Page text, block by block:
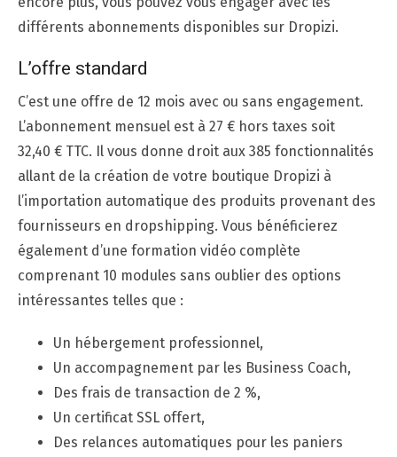
différents abonnements disponibles sur Dropizi.
L’offre standard
C’est une offre de 12 mois avec ou sans engagement.
L’abonnement mensuel est à 27 € hors taxes soit
32,40 € TTC. Il vous donne droit aux 385 fonctionnalités
allant de la création de votre boutique Dropizi à
l’importation automatique des produits provenant des
fournisseurs en dropshipping. Vous bénéficierez
également d’une formation vidéo complète
comprenant 10 modules sans oublier des options
intéressantes telles que :
Un hébergement professionnel,
Un accompagnement par les Business Coach,
Des frais de transaction de 2 %,
Un certificat SSL offert,
Des relances automatiques pour les paniers